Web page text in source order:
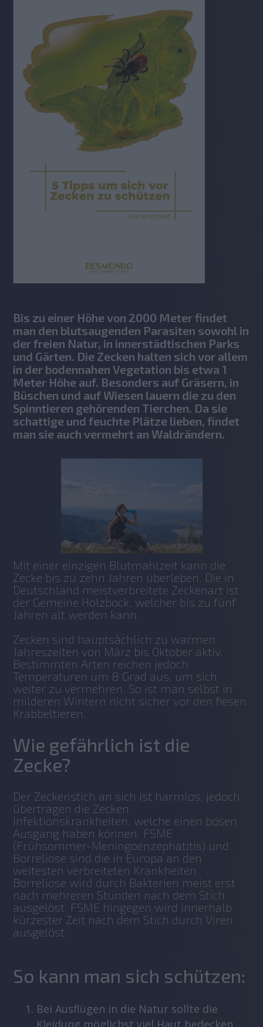
Bis zu einer Höhe von 2000 Meter findet
man den blutsaugenden Parasiten sowohl in
der freien Natur, in innerstädtischen Parks
und Gärten. Die Zecken halten sich vor allem
in der bodennahen Vegetation bis etwa 1
Meter Höhe auf. Besonders auf Gräsern, in
Büschen und auf Wiesen lauern die zu den
Spinntieren gehörenden Tierchen. Da sie
schattige und feuchte Plätze lieben, findet
man sie auch vermehrt an Waldrändern.
Mit einer einzigen Blutmahlzeit kann die
Zecke bis zu zehn Jahren überleben. Die in
Deutschland meistverbreitete Zeckenart ist
der Gemeine Holzbock, welcher bis zu fünf
Jahren alt werden kann.
Zecken sind hauptsächlich zu warmen
Jahreszeiten von März bis Oktober aktiv.
Bestimmten Arten reichen jedoch
Temperaturen um 8 Grad aus, um sich
weiter zu vermehren. So ist man selbst in
milderen Wintern nicht sicher vor den fiesen
Krabbeltieren.
Wie gefährlich ist die
Zecke?
Der Zeckenstich an sich ist harmlos, jedoch
übertragen die Zecken
Infektionskrankheiten, welche einen bösen
Ausgang haben können. FSME
(Frühsommer-Meningoenzephatitis) und
Borreliose sind die in Europa an den
weitesten verbreiteten Krankheiten.
Borreliose wird durch Bakterien meist erst
nach mehreren Stunden nach dem Stich
ausgelöst. FSME hingegen wird innerhalb
kürzester Zeit nach dem Stich durch Viren
ausgelöst.
So kann man sich schützen:
Bei Ausflügen in die Natur sollte die